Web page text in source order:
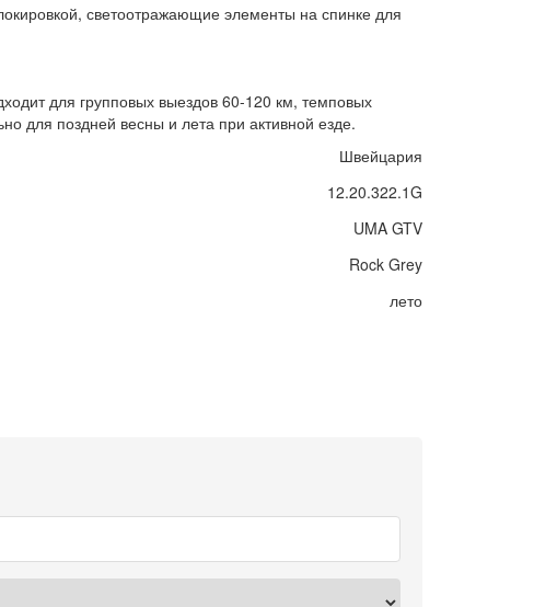
светоотражающие элементы на спинке для
для групповых выездов 60-120 км, темповых
для поздней весны и лета при активной езде.
Швейцария
12.20.322.1G
UMA GTV
Rock Grey
лето